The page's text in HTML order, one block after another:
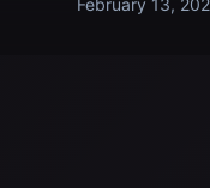
February 13,